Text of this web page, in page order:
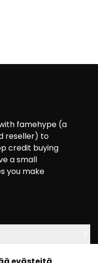
famehype (a
reseller) to
credit buying
a small
you make